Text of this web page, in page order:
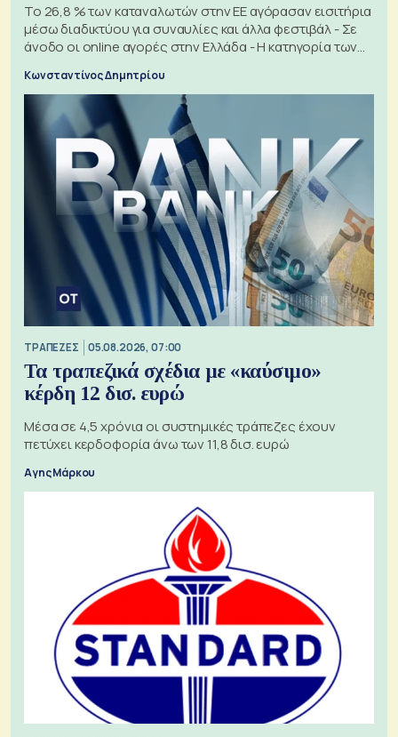
Το 26,8 % των καταναλωτών στην ΕΕ αγόρασαν εισιτήρια
μέσω διαδικτύου για συναυλίες και άλλα φεστιβάλ - Σε
άνοδο οι online αγορές στην Ελλάδα - Η κατηγορία των
Κωνσταντίνος Δημητρίου
ΤΡΑΠΕΖΕΣ 05.08.2026, 07:00
Τα τραπεζικά σχέδια με «καύσιμο»
κέρδη 12 δισ. ευρώ
Μέσα σε 4,5 χρόνια οι συστημικές τράπεζες έχουν
πετύχει κερδοφορία άνω των 11,8 δισ. ευρώ
Αγης Μάρκου